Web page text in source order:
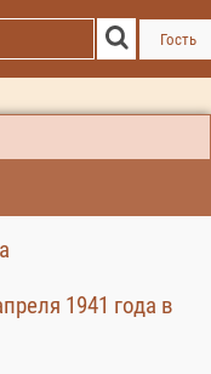
Гость
1941 года в